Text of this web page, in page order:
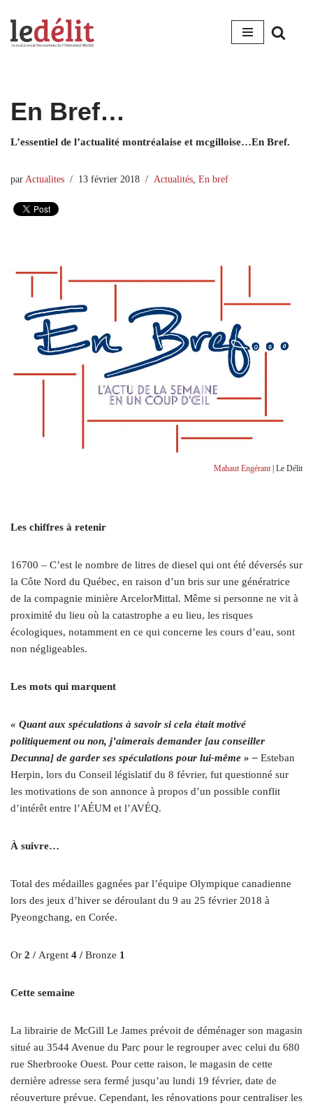
Aller
En Bref…
L’essentiel de l’actualité montréalaise et mcgilloise…En Bref.
par Actualites 13 février 2018 Actualités En bref
Mahaut Engérant| Le Délit
Les chiffres à retenir
16700 – C’est le nombre de litres de diesel qui ont été déversés sur
la Côte Nord du Québec, en raison d’un bris sur une génératrice
de la compagnie minière ArcelorMittal. Même si personne ne vit à
proximité du lieu où la catastrophe a eu lieu, les risques
écologiques, notamment en ce qui concerne les cours d’eau, sont
non négligeables.
Les mots qui marquent
« Quant aux spéculations à savoir si cela était motivé
politiquement ou non, j’aimerais demander [au conseiller
Decunna] de garder ses spéculations pour lui-même » – Esteban
Herpin, lors du Conseil législatif du 8 février, fut questionné sur
les motivations de son annonce à propos d’un possible conflit
d’intérêt entre l’AÉUM et l’AVÉQ.
À suivre…
Total des médailles gagnées par l’équipe Olympique canadienne
lors des jeux d’hiver se déroulant du 9 au 25 février 2018 à
Pyeongchang, en Corée.
Or 2 /Argent 4 /Bronze 1
Cette semaine
La librairie de McGill Le James prévoit de déménager son magasin
situé au 3544 Avenue du Parc pour le regrouper avec celui du 680
rue Sherbrooke Ouest. Pour cette raison, le magasin de cette
dernière adresse sera fermé jusqu’au lundi 19 février, date de
réouverture prévue. Cependant, les rénovations pour centraliser les